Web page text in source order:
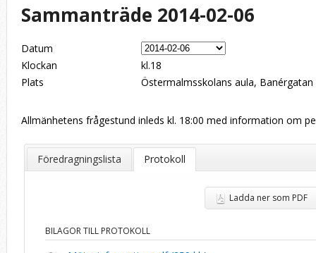
Sammanträde 2014-02-06
Datum
Klockan
kl.18
Plats
Östermalmsskolans aula, Banérgatan
Allmänhetens frågestund inleds kl. 18:00 med information om
Föredragningslista Protokoll
Ladda ner som PDF
BILAGOR TILL PROTOKOLL